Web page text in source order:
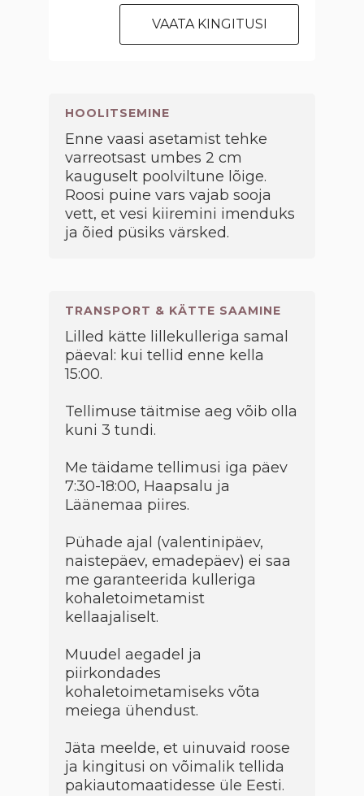
VAATA KINGITUSI
HOOLITSEMINE
Enne vaasi asetamist tehke
varreotsast umbes 2 cm
kauguselt poolviltune lõige.
Roosi puine vars vajab sooja
vett, et vesi kiiremini imenduks
ja õied püsiks värsked.
TRANSPORT & KÄTTE SAAMINE
Lilled kätte lillekulleriga samal
päeval: kui tellid enne kella
15:00.
Tellimuse täitmise aeg võib olla
kuni 3 tundi.
Me täidame tellimusi iga päev
7:30-18:00, Haapsalu ja
Läänemaa piires.
Pühade ajal (valentinipäev,
naistepäev, emadepäev) ei saa
me garanteerida kulleriga
kohaletoimetamist
kellaajaliselt.
Muudel aegadel ja
piirkondades
kohaletoimetamiseks võta
meiega ühendust.
Jäta meelde, et uinuvaid roose
ja kingitusi on võimalik tellida
pakiautomaatidesse üle Eesti.